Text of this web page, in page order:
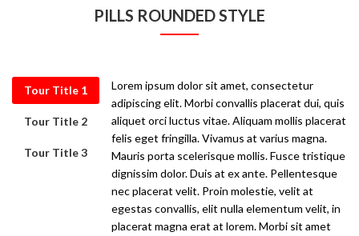
PILLS ROUNDED STYLE
Tour Title 1
Tour Title 2
Tour Title 3
Lorem ipsum dolor sit amet, consectetur
adipiscing elit. Morbi convallis placerat dui, quis
aliquet orci luctus vitae. Aliquam mollis placerat
felis eget fringilla. Vivamus at varius magna.
Mauris porta scelerisque mollis. Fusce tristique
dignissim dolor. Duis at ex ante. Pellentesque
nec placerat velit. Proin molestie, velit at
egestas convallis, elit nulla elementum velit, in
placerat magna erat at lorem. Morbi sit amet